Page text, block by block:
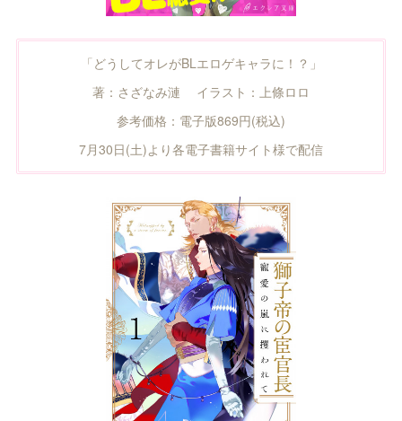
「どうしてオレがBLエロゲキャラに！？」
著：さざなみ漣 イラスト：上條ロロ
参考価格：電子版869円(税込)
7月30日(土)より各電子書籍サイト様で配信